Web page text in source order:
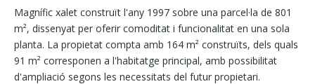
Magnífic xalet construït l'any 1997 sobre una parcel·la de 801
m², dissenyat per oferir comoditat i funcionalitat en una sola
planta. La propietat compta amb 164 m² construïts, dels quals
91 m² corresponen a l'habitatge principal, amb possibilitat
d'ampliació segons les necessitats del futur propietari.